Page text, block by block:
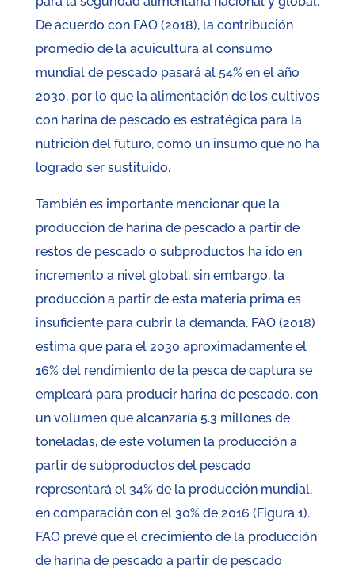
De acuerdo con FAO (2018), la contribución
promedio de la acuicultura al consumo
mundial de pescado pasará al 54% en el año
2030, por lo que la alimentación de los cultivos
con harina de pescado es estratégica para la
nutrición del futuro, como un insumo que no ha
logrado ser sustituido.
También es importante mencionar que la
producción de harina de pescado a partir de
restos de pescado o subproductos ha ido en
incremento a nivel global, sin embargo, la
producción a partir de esta materia prima es
insuficiente para cubrir la demanda. FAO (2018)
estima que para el 2030 aproximadamente el
16% del rendimiento de la pesca de captura se
empleará para producir harina de pescado, con
un volumen que alcanzaría 5.3 millones de
toneladas, de este volumen la producción a
partir de subproductos del pescado
representará el 34% de la producción mundial,
en comparación con el 30% de 2016 (Figura 1).
FAO prevé que el crecimiento de la producción
de harina de pescado a partir de pescado